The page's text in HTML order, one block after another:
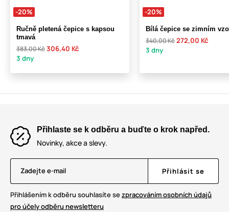
-20%
Ručně pletená čepice s kapsou
tmavá
383,00 Kč306,40 Kč
3 dny
-20%
Bílá čepice se zimním
340,00 Kč272,00 Kč
3 dny
Přihlaste se k odběru a buďte o krok napřed.
Novinky, akce a slevy.
Zadejte e-mail Přihlásit se
Přihlášením k odběru souhlasíte sezpracováním osobních údajů
pro účely odběru newsletteru